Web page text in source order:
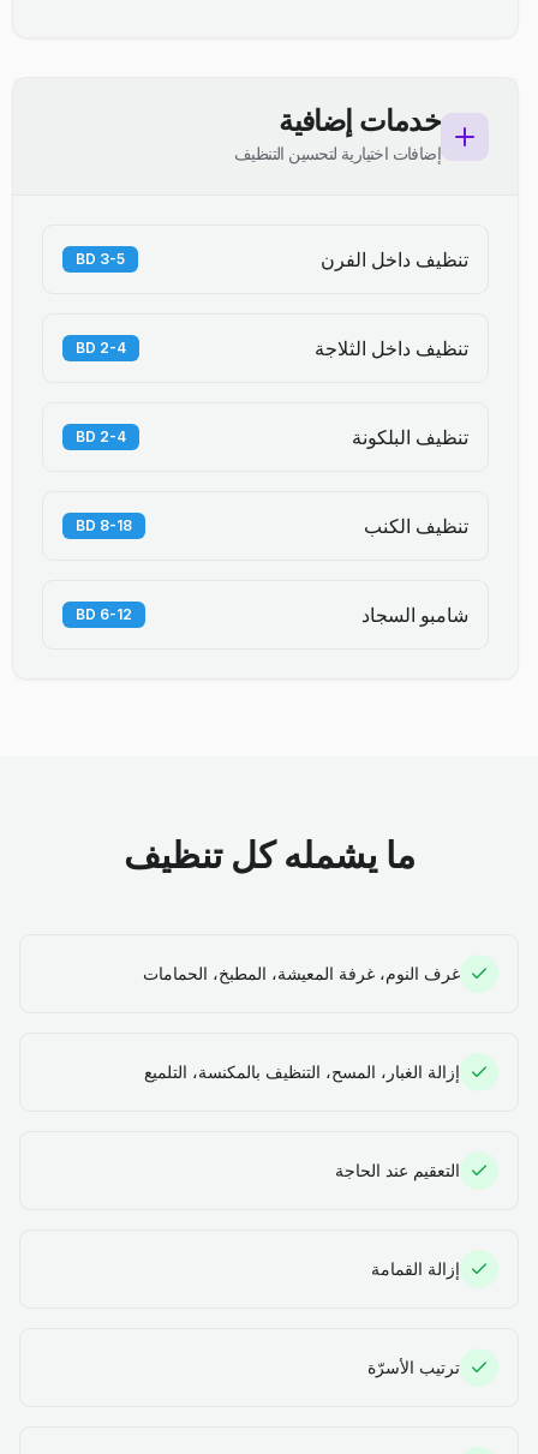
خدمات إضافية
إضافات اختيارية لتحسين التنظيف
تنظيف داخل الفرن 3-5 BD
تنظيف داخل الثلاجة 2-4 BD
تنظيف البلكونة 2-4 BD
تنظيف الكنب 8-18 BD
شامبو السجاد 6-12 BD
ما يشمله كل تنظيف
غرف النوم، غرفة المعيشة، المطبخ، الحمامات
إزالة الغبار، المسح، التنظيف بالمكنسة، التلميع
التعقيم عند الحاجة
إزالة القمامة
ترتيب الأسرّة